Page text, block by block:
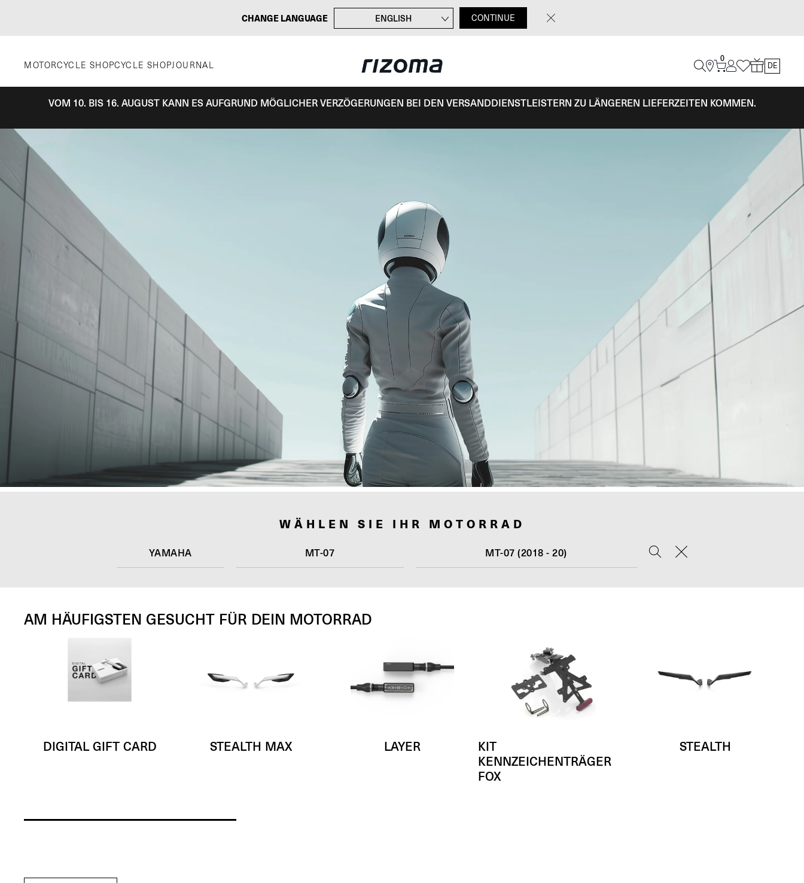
CHANGE LANGUAGE
ENGLISH
ITALIANO
CONTINUE
MOTORCYCLE SHOPCYCLE SHOPJOURNAL
0
DE
VOM 10. BIS 16. AUGUST KANN ES AUFGRUND MÖGLICHER VERZÖGERUNGEN BEI DEN VERSANDDIENSTLEISTERN ZU LÄNGEREN LIEFERZEITEN KOMMEN.
WÄHLEN SIE IHR MOTORRAD
YAMAHA MT-07 MT-07 (2018 - 20)
AM HÄUFIGSTEN GESUCHT FÜR DEIN MOTORRAD
DIGITAL GIFT CARD STEALTH MAX LAYER
KIT
KENNZEICHENTRÄGER
FOX
STEALTH